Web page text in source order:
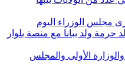
مجلس الوزراء اليوم
حرمة ولد ببانا مع منصة بلوار
الأولى والمجلس